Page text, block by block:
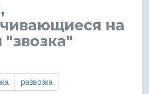
на
"звозка"
развозка